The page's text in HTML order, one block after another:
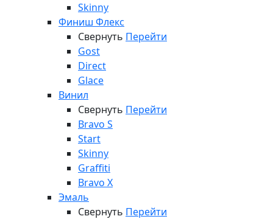
Skinny
Финиш Флекс
Свернуть Перейти
Gost
Direct
Glace
Винил
Свернуть Перейти
Bravo S
Start
Skinny
Graffiti
Bravo X
Эмаль
Свернуть Перейти